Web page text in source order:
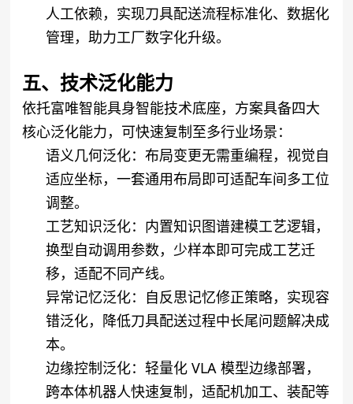
人工依赖，实现刀具配送流程标准化、数据化
管理，助力工厂数字化升级。
五、技术泛化能力
依托富唯智能具身智能技术底座，方案具备四大
核心泛化能力，可快速复制至多行业场景：
语义几何泛化：布局变更无需重编程，视觉自
适应坐标，一套通用布局即可适配车间多工位
调整。
工艺知识泛化：内置知识图谱建模工艺逻辑，
换型自动调用参数，少样本即可完成工艺迁
移，适配不同产线。
异常记忆泛化：自反思记忆修正策略，实现容
错泛化，降低刀具配送过程中长尾问题解决成
本。
边缘控制泛化：轻量化 VLA 模型边缘部署，
跨本体机器人快速复制，适配机加工、装配等